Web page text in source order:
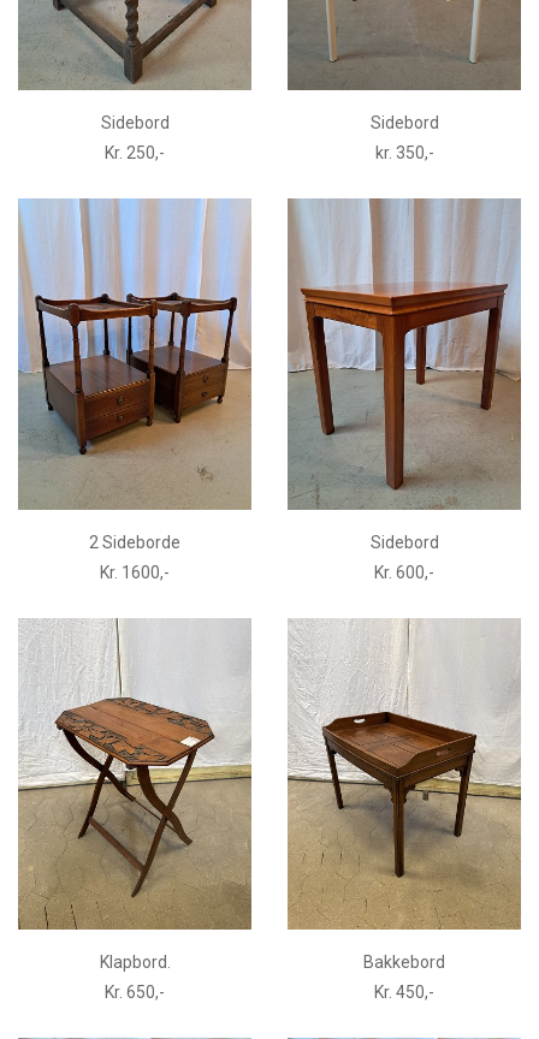
Sidebord
Kr. 250,-
Sidebord
kr. 350,-
2 Sideborde
Kr. 1600,-
Sidebord
Kr. 600,-
Klapbord.
Kr. 650,-
Bakkebord
Kr. 450,-